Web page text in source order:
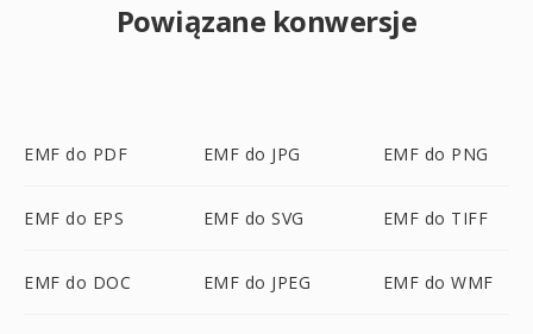
Powiązane konwersje
EMF do PDF EMF do JPG EMF do PNG
EMF do EPS EMF do SVG EMF do TIFF
EMF do DOC EMF do JPEG EMF do WMF